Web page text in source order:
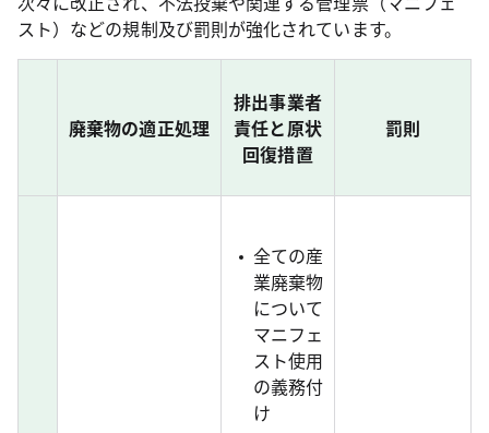
スト）などの規制及び罰則が強化されています。
廃棄物の適正処理
排出事業者
責任と原状
回復措置
罰則
全ての産
業廃棄物
について
マニフェ
スト使用
の義務付
け